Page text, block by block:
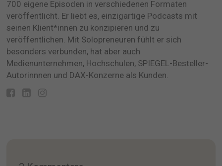
700 eigene Episoden in verschiedenen Formaten
veröffentlicht. Er liebt es, einzigartige Podcasts mit
seinen Klient*innen zu konzipieren und zu
veröffentlichen. Mit Solopreneuren fühlt er sich
besonders verbunden, hat aber auch
Medienunternehmen, Hochschulen, SPIEGEL-Besteller-
Autorinnnen und DAX-Konzerne als Kunden.